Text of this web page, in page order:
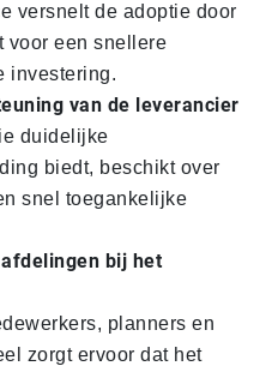
versnelt de adoptie door
voor een snellere
investering.
van de leverancier
duidelijke
biedt, beschikt over
snel toegankelijke
bij het
planners en
zorgt ervoor dat het